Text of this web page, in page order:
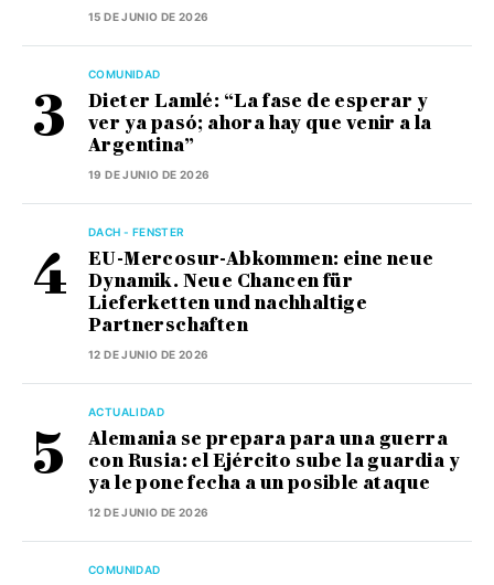
15 DE JUNIO DE 2026
COMUNIDAD
Dieter Lamlé: “La fase de esperar y
ver ya pasó; ahora hay que venir a la
Argentina”
19 DE JUNIO DE 2026
DACH - FENSTER
EU-Mercosur-Abkommen: eine neue
Dynamik. Neue Chancen für
Lieferketten und nachhaltige
Partnerschaften
12 DE JUNIO DE 2026
ACTUALIDAD
Alemania se prepara para una guerra
con Rusia: el Ejército sube la guardia y
ya le pone fecha a un posible ataque
12 DE JUNIO DE 2026
COMUNIDAD